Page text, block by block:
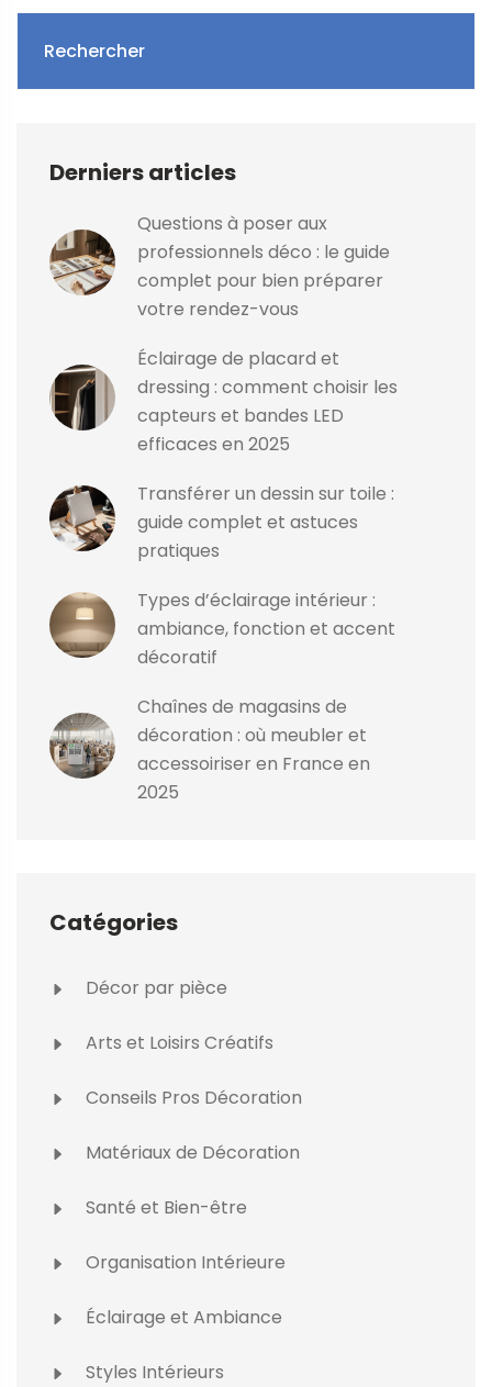
Rechercher
Derniers articles
Questions à poser aux
professionnels déco : le guide
complet pour bien préparer
votre rendez-vous
Éclairage de placard et
dressing : comment choisir les
capteurs et bandes LED
efficaces en 2025
Transférer un dessin sur toile :
guide complet et astuces
pratiques
Types d’éclairage intérieur :
ambiance, fonction et accent
décoratif
Chaînes de magasins de
décoration : où meubler et
accessoiriser en France en
2025
Catégories
Décor par pièce
Arts et Loisirs Créatifs
Conseils Pros Décoration
Matériaux de Décoration
Santé et Bien-être
Organisation Intérieure
Éclairage et Ambiance
Styles Intérieurs